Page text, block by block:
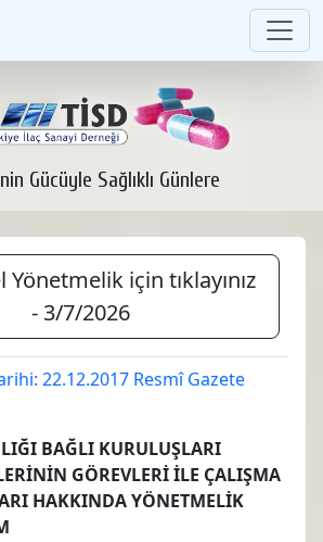
Gücüyle Sağlıklı Günlere
Yönetmelik için tıklayınız
- 3/7/2026
22.12.2017 Resmî Gazete
BAĞLI KURULUŞLARI
GÖREVLERİ İLE ÇALIŞMA
HAKKINDA YÖNETMELİK